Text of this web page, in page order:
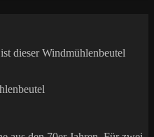
dieser Windmühlenbeutel